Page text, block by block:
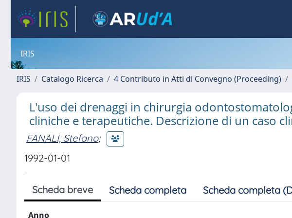
IRIS
IRIS Catalogo Ricerca 4 Contributo in Atti di Convegno (Proceeding)
L'uso dei drenaggi in chirurgia
cliniche e terapeutiche. Descrizione di un caso
FANALI, Stefano;
1992-01-01
Scheda breve Scheda completa Scheda completa
Anno